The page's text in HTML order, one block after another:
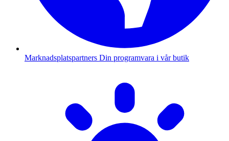
Marknadsplatspartners Din programvara i vår butik